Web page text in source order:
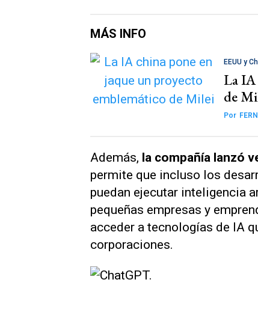
MÁS INFO
EEUU y
La IA
de
Por
Además, la compañía lanzó
permite que incluso los
puedan ejecutar inteligencia
pequeñas empresas y
acceder a tecnologías de IA
corporaciones.